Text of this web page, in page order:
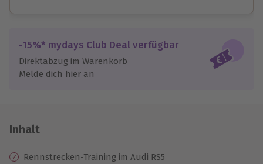
Jeder Gutschein für alle Erlebnisse einlösbar.
Maximale Sicherheit
10 Jahre gültig & verlängerbar.
-15%* mydays Club Deal verfügbar
Direktabzug im Warenkorb
Melde dich hier an
Inhalt
Rennstrecken-Training im Audi RS5